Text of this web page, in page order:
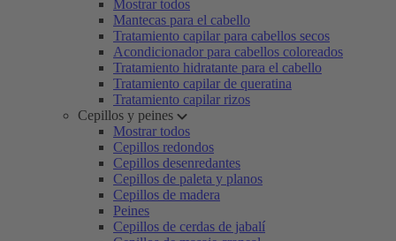
Mostrar todos
Mantecas para el cabello
Tratamiento capilar para cabellos secos
Acondicionador para cabellos coloreados
Tratamiento hidratante para el cabello
Tratamiento capilar de queratina
Tratamiento capilar rizos
Cepillos y peines
Mostrar todos
Cepillos redondos
Cepillos desenredantes
Cepillos de paleta y planos
Cepillos de madera
Peines
Cepillos de cerdas de jabalí